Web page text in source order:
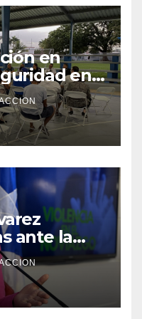
en
en
ante la